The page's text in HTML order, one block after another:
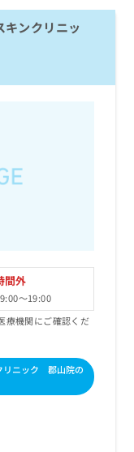
ンクリニッ
間外
～19:00
療機関にご確認くだ
ニック 郡山院の